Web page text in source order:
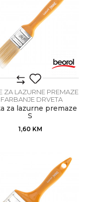
ZA LAZURNE PREMAZE
FARBANJE DRVETA
za lazurne premaze
S
1,60 KM